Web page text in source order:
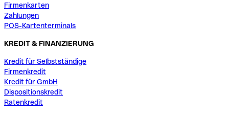
Firmenkarten
Zahlungen
POS-Kartenterminals
KREDIT & FINANZIERUNG
Kredit für Selbstständige
Firmenkredit
Kredit für GmbH
Dispositionskredit
Ratenkredit